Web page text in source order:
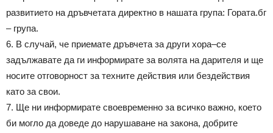
развитието на дръвчетата директно в нашата група: Гората.бг
– група.
6. В случай, че приемате дръвчета за други хора–се
задължавате да ги информирате за волята на дарителя и ще
носите отговорност за техните действия или бездействия
като за свои.
7. Ще ни информирате своевременно за всичко важно, което
би могло да доведе до нарушаване на закона, добрите